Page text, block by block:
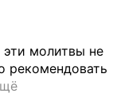
молитвы не
рекомендовать